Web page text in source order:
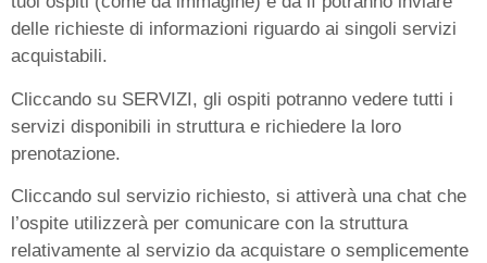
delle richieste di informazioni riguardo ai singoli servizi
acquistabili.
Cliccando su SERVIZI, gli ospiti potranno vedere tutti i
servizi disponibili in struttura e richiedere la loro
prenotazione.
Cliccando sul servizio richiesto, si attiverà una chat che
l’ospite utilizzerà per comunicare con la struttura
relativamente al servizio da acquistare o semplicemente